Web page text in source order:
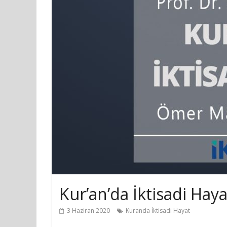
Kur’an’da İktisadi
3 Haziran 2020 Kuranda İktisadi Hayat